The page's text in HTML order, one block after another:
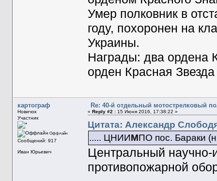
Умер полковник в
году, похоронен на
Украины.
Награды: два ордена
орден Красная
картограф
Новичок
Участник
Оффлайн
Сообщений: 917
Иван Юрьевич
Re: 40-й отдельный мотострелковый
« Reply #2 :15 Июня 2016, 17:38:22 »
Цитата: Александр
..... ЦНИИМПО пос. Бараки
Центральный научно-
противопожарной